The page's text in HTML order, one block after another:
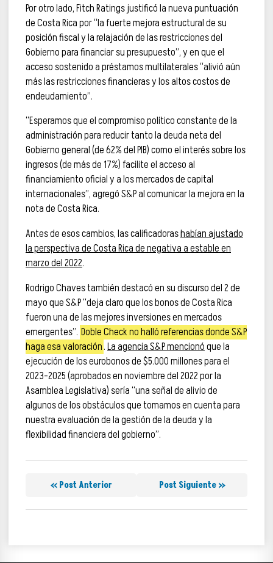
Por otro lado, Fitch Ratings justificó la nueva puntuación
de Costa Rica por “la fuerte mejora estructural de su
posición fiscal y la relajación de las restricciones del
Gobierno para financiar su presupuesto”, y en que el
acceso sostenido a préstamos multilaterales “alivió aún
más las restricciones financieras y los altos costos de
endeudamiento”.
“Esperamos que el compromiso político constante de la
administración para reducir tanto la deuda neta del
Gobierno general (de 62% del PIB) como el interés sobre los
ingresos (de más de 17%) facilite el acceso al
financiamiento oficial y a los mercados de capital
internacionales”, agregó S&P al comunicar la mejora en la
nota de Costa Rica.
Antes de esos cambios, las calificadorashabían ajustado
la perspectiva de Costa Rica de negativa a estable en
marzo del 2022.
Rodrigo Chaves también destacó en su discurso del 2 de
mayo que S&P “deja claro que los bonos de Costa Rica
fueron una de las mejores inversiones en mercados
emergentes”. Doble Check no halló referencias donde S&P
haga esa valoración.La agencia S&P mencionóque la
ejecución de los eurobonos de $5.000 millones para el
2023-2025 (aprobados en noviembre del 2022 por la
Asamblea Legislativa) sería “una señal de alivio de
algunos de los obstáculos que tomamos en cuenta para
nuestra evaluación de la gestión de la deuda y la
flexibilidad financiera del gobierno”.
« Post Anterior Post Siguiente »